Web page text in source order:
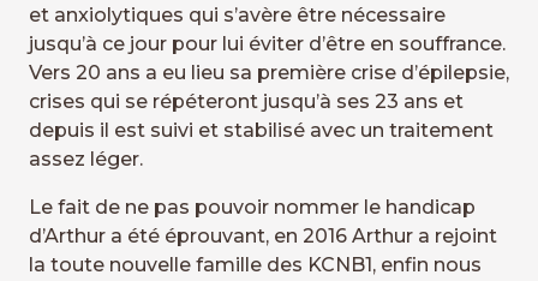
et anxiolytiques qui s’avère être nécessaire
jusqu’à ce jour pour lui éviter d’être en souffrance.
Vers 20 ans a eu lieu sa première crise d’épilepsie,
crises qui se répéteront jusqu’à ses 23 ans et
depuis il est suivi et stabilisé avec un traitement
assez léger.
Le fait de ne pas pouvoir nommer le handicap
d’Arthur a été éprouvant, en 2016 Arthur a rejoint
la toute nouvelle famille des KCNB1, enfin nous